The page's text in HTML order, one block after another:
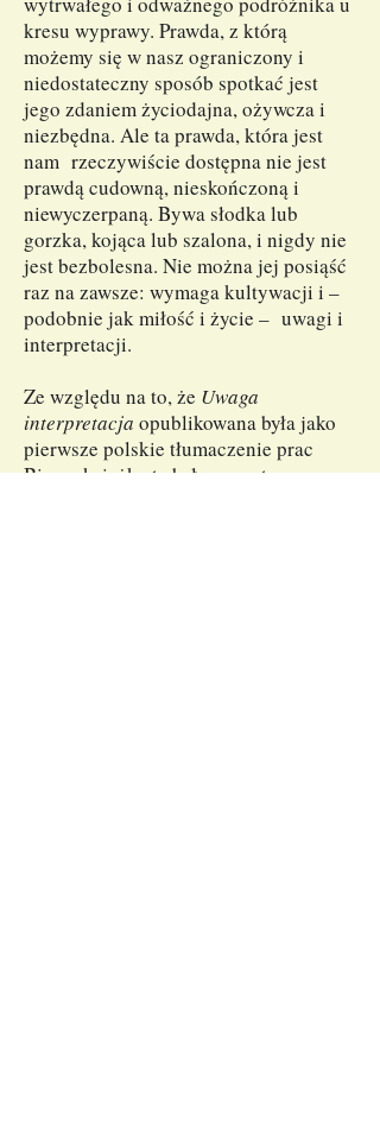
kresu wyprawy. Prawda, z którą
możemy się w nasz ograniczony i
niedostateczny sposób spotkać jest
jego zdaniem życiodajna, ożywcza i
niezbędna. Ale ta prawda, która jest
nam rzeczywiście dostępna nie jest
prawdą cudowną, nieskończoną i
niewyczerpaną. Bywa słodka lub
gorzka, kojąca lub szalona, i nigdy nie
jest bezbolesna. Nie można jej posiąść
raz na zawsze: wymaga kultywacji i –
podobnie jak miłość i życie – uwagi i
interpretacji.
Ze względu na to, że Uwaga
interpretacja opublikowana była jako
pierwsze polskie tłumaczenie prac
Biona, książka ta była zaopatrzona w